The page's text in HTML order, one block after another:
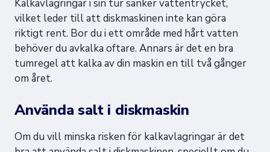
Kalkavlagringar i sin tur sänker vattentrycket,
vilket leder till att diskmaskinen inte kan göra
riktigt rent. Bor du i ett område med hårt vatten
behöver du avkalka oftare. Annars är det en bra
tumregel att kalka av din maskin en till två gånger
om året.
Använda salt i diskmaskin
Om du vill minska risken för kalkavlagringar är det